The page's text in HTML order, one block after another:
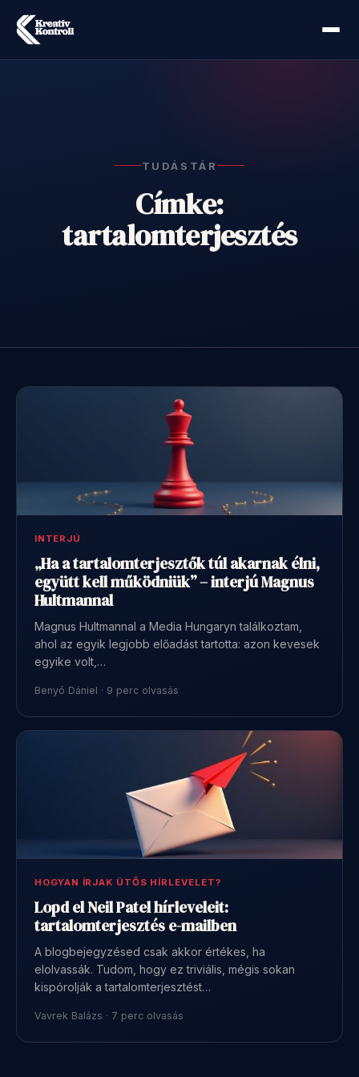
TUDÁSTÁR
Címke:
tartalomterjesztés
INTERJÚ
„Ha a tartalomterjesztők túl akarnak élni,
együtt kell működniük” – interjú Magnus
Hultmannal
Magnus Hultmannal a Media Hungaryn találkoztam,
ahol az egyik legjobb előadást tartotta: azon kevesek
egyike volt,…
Benyó Dániel · 9 perc olvasás
HOGYAN ÍRJAK ÜTŐS HÍRLEVELET?
Lopd el Neil Patel hírleveleit:
tartalomterjesztés e-mailben
A blogbejegyzésed csak akkor értékes, ha
elolvassák. Tudom, hogy ez triviális, mégis sokan
kispórolják a tartalomterjesztést…
Vavrek Balázs · 7 perc olvasás